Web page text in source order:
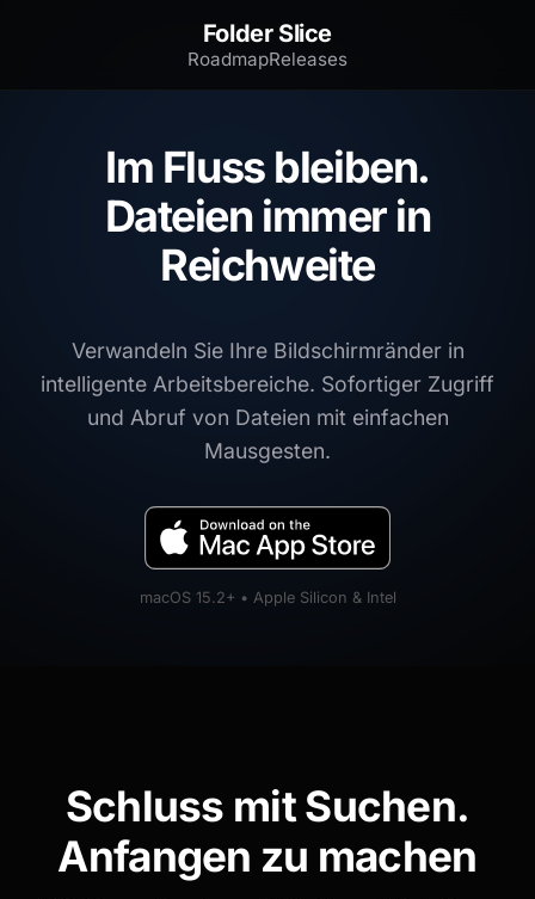
Folder Slice
RoadmapReleases
Im Fluss bleiben.
Dateien immer in
Reichweite
Verwandeln Sie Ihre Bildschirmränder in
intelligente Arbeitsbereiche. Sofortiger Zugriff
und Abruf von Dateien mit einfachen
Mausgesten.
macOS 15.2+ • Apple Silicon & Intel
Schluss mit Suchen.
Anfangen zu machen